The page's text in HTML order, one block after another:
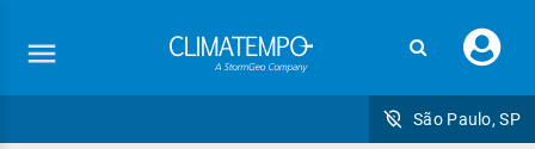
seu
São Paulo, SP